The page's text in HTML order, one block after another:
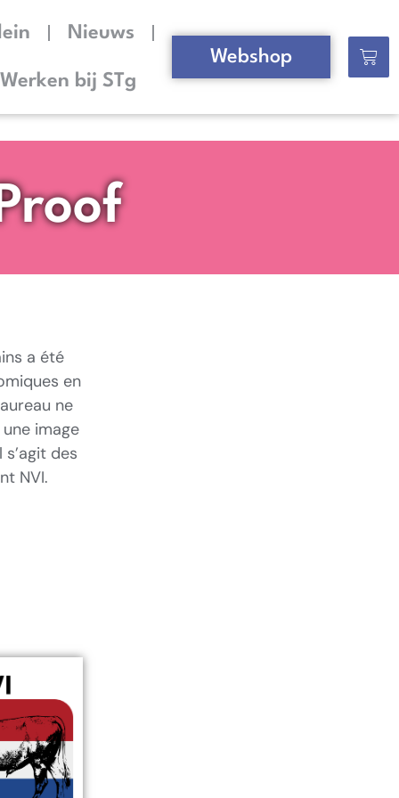
Nieuws
Werken bij STg
Webshop
a été
en
ne
image
des
NVI.